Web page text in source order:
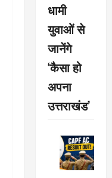
धामी
युवाओं से
जानेंगे
‘कैसा हो
अपना
उत्तराखंड’